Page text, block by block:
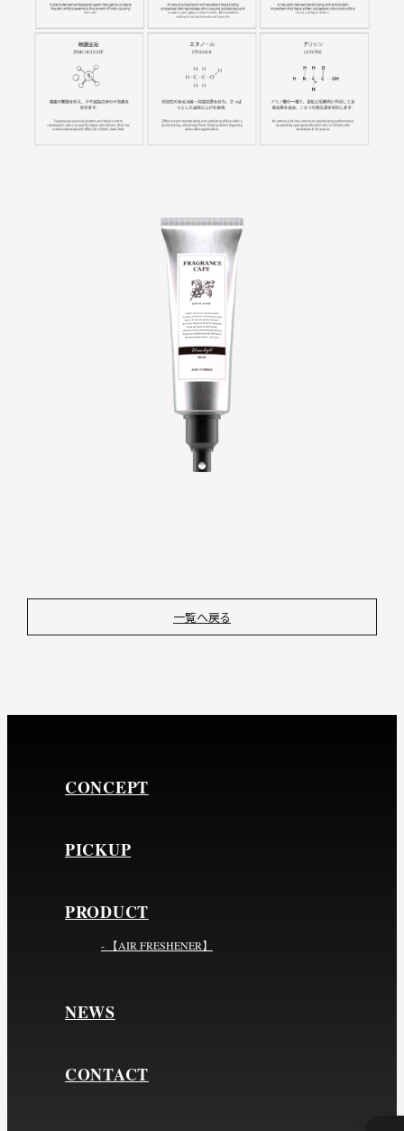
一覧へ戻る
CONCEPT
PICKUP
PRODUCT
- 【AIR FRESHENER】
NEWS
CONTACT